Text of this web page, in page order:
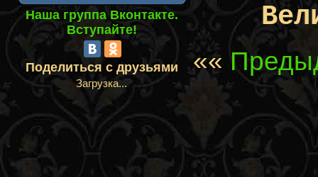
Наша группа Вконтакте.
Вступайте!
Поделиться с друзьями
Загрузка...
««